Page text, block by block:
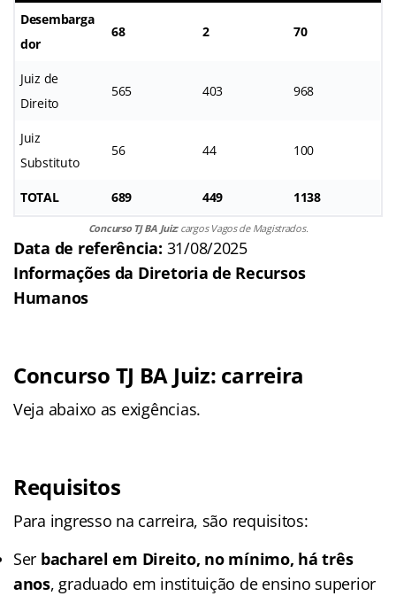
Desembarga
dor
68 2 70
Juiz de
Direito
565 403 968
Juiz
Substituto
56 44 100
TOTAL 689 449 1138
Concurso TJ BA Juiz: cargos Vagos de Magistrados.
Data de referência: 31/08/2025
Informações da Diretoria de Recursos
Humanos
Concurso TJ BA Juiz: carreira
Veja abaixo as exigências.
Requisitos
Para ingresso na carreira, são requisitos:
Ser bacharel em Direito, no mínimo, há três
anos, graduado em instituição de ensino superior